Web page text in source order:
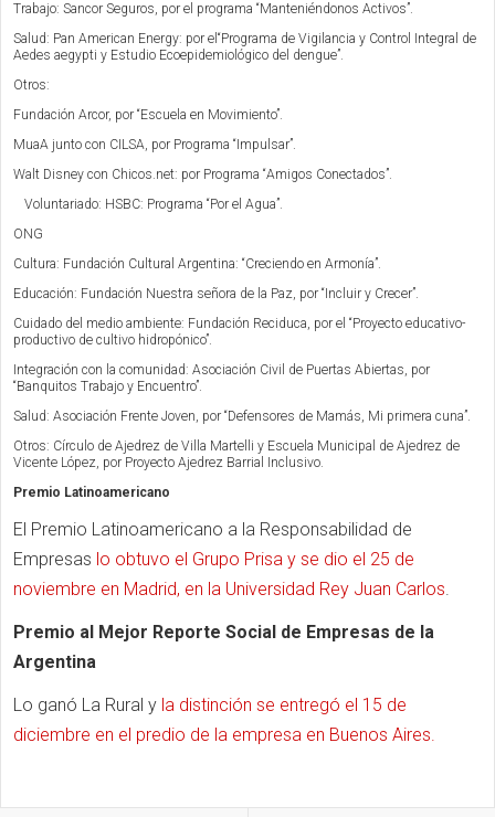
Trabajo: Sancor Seguros, por el programa “Manteniéndonos Activos”.
Salud: Pan American Energy: por el “Programa de Vigilancia y Control Integral de
Aedes aegypti y Estudio Ecoepidemiológico del dengue”.
Otros:
Fundación Arcor, por “Escuela en Movimiento”.
MuaA junto con CILSA, por Programa “Impulsar”.
Walt Disney con Chicos.net: por Programa “Amigos Conectados”.
Voluntariado: HSBC: Programa “Por el Agua”.
ONG
Cultura: Fundación Cultural Argentina: “Creciendo en Armonía”.
Educación: Fundación Nuestra señora de la Paz, por “Incluir y Crecer”.
Cuidado del medio ambiente: Fundación Reciduca, por el “Proyecto educativo-
productivo de cultivo hidropónico”.
Integración con la comunidad: Asociación Civil de Puertas Abiertas, por
“Banquitos Trabajo y Encuentro”.
Salud: Asociación Frente Joven, por “Defensores de Mamás, Mi primera cuna”.
Otros: Círculo de Ajedrez de Villa Martelli y Escuela Municipal de Ajedrez de
Vicente López, por Proyecto Ajedrez Barrial Inclusivo.
Premio Latinoamericano
El Premio Latinoamericano a la Responsabilidad de
Empresas lo obtuvo el Grupo Prisa y se dio el 25 de
noviembre en Madrid, en la Universidad Rey Juan Carlos.
Premio al Mejor Reporte Social de Empresas de la
Argentina
Lo ganó La Rural y la distinción se entregó el 15 de
diciembre en el predio de la empresa en Buenos Aires.